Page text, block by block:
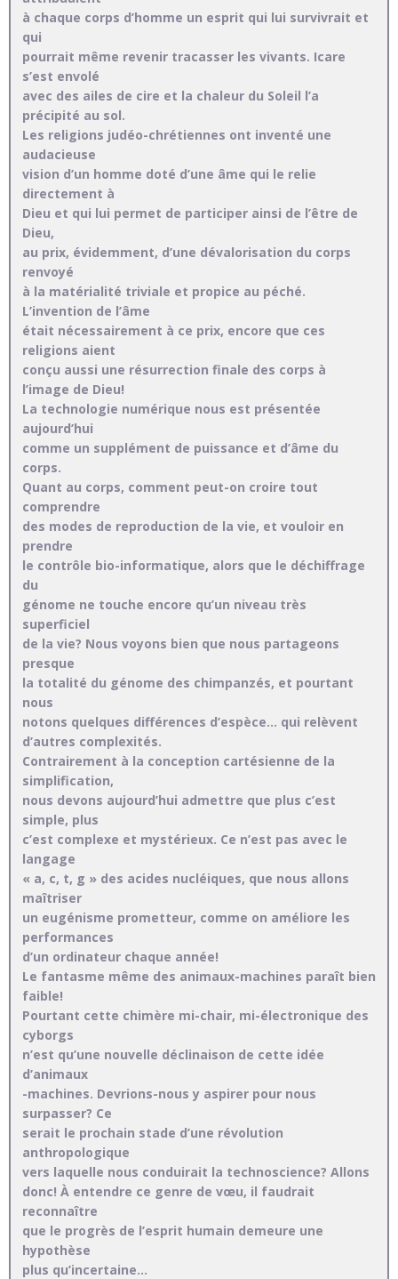
à chaque corps d’homme un esprit qui lui survivrait et
qui
pourrait même revenir tracasser les vivants. Icare
s’est envolé
avec des ailes de cire et la chaleur du Soleil l’a
précipité au sol.
Les religions judéo-chrétiennes ont inventé une
audacieuse
vision d’un homme doté d’une âme qui le relie
directement à
Dieu et qui lui permet de participer ainsi de l’être de
Dieu,
au prix, évidemment, d’une dévalorisation du corps
renvoyé
à la matérialité triviale et propice au péché.
L’invention de l’âme
était nécessairement à ce prix, encore que ces
religions aient
conçu aussi une résurrection finale des corps à
l’image de Dieu!
La technologie numérique nous est présentée
aujourd’hui
comme un supplément de puissance et d’âme du
corps.
Quant au corps, comment peut-on croire tout
comprendre
des modes de reproduction de la vie, et vouloir en
prendre
le contrôle bio-informatique, alors que le déchiffrage
du
génome ne touche encore qu’un niveau très
superficiel
de la vie? Nous voyons bien que nous partageons
presque
la totalité du génome des chimpanzés, et pourtant
nous
notons quelques différences d’espèce… qui relèvent
d’autres complexités.
Contrairement à la conception cartésienne de la
simplification,
nous devons aujourd’hui admettre que plus c’est
simple, plus
c’est complexe et mystérieux. Ce n’est pas avec le
langage
« a, c, t, g » des acides nucléiques, que nous allons
maîtriser
un eugénisme prometteur, comme on améliore les
performances
d’un ordinateur chaque année!
Le fantasme même des animaux-machines paraît bien
faible!
Pourtant cette chimère mi-chair, mi-électronique des
cyborgs
n’est qu’une nouvelle déclinaison de cette idée
d’animaux
-machines. Devrions-nous y aspirer pour nous
surpasser? Ce
serait le prochain stade d’une révolution
anthropologique
vers laquelle nous conduirait la technoscience? Allons
donc! À entendre ce genre de vœu, il faudrait
reconnaître
que le progrès de l’esprit humain demeure une
hypothèse
plus qu’incertaine…